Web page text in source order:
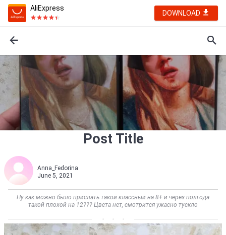
AliExpress
DOWNLOAD
Post Title
Anna_Fedorina
June 5, 2021
Ну как можно было прислать такой классный на 8+ и через полгода
такой плохой на 12??? Цвета нет, смотрится ужасно тускло